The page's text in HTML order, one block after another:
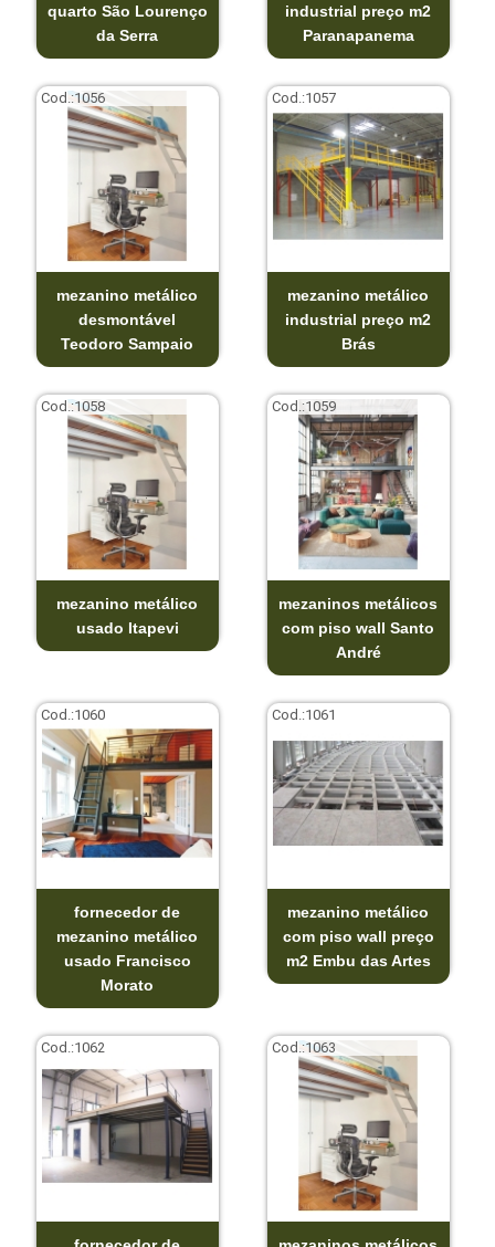
quarto São Lourenço
da Serra
industrial preço m2
Paranapanema
Cod.:1056
mezanino metálico
desmontável
Teodoro Sampaio
Cod.:1057
mezanino metálico
industrial preço m2
Brás
Cod.:1058
mezanino metálico
usado Itapevi
Cod.:1059
mezaninos metálicos
com piso wall Santo
André
Cod.:1060
fornecedor de
mezanino metálico
usado Francisco
Morato
Cod.:1061
mezanino metálico
com piso wall preço
m2 Embu das Artes
Cod.:1062 Cod.:1063